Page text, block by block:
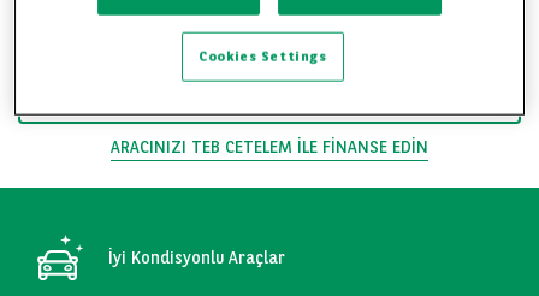
Tüm fotoğrafları
ARACINIZI TEB CETELEM ILE FINANSE EDIN
İyi Kondisyonlu Araçlar
Cookies Settings